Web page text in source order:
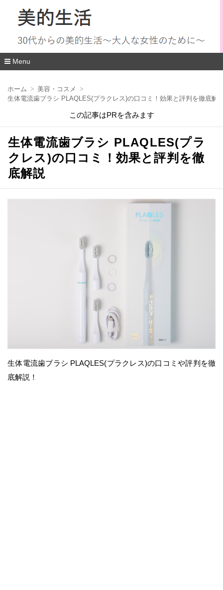
Menu
移
ホーム
美容・コスメ
生体電流歯ブラシ PLAQLES(プラクレス)の口コミ！効果と評判を徹底解
この記事はPRを含みます
生体電流歯ブラシ PLAQLES(プラ
クレス)の口コミ！効果と評判を徹
底解説
生体電流歯ブラシ PLAQLES(プラクレス)の口コミや評判を徹
底解説！